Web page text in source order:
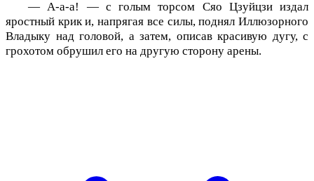
— А-а-а! — с голым торсом Сяо Цзуйцзи издал
яростный крик и, напрягая все силы, поднял Иллюзорного
Владыку над головой, а затем, описав красивую дугу, с
грохотом обрушил его на другую сторону арены.